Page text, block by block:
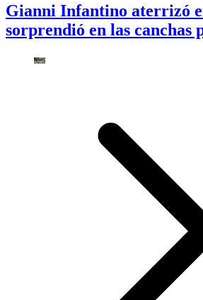
Gianni Infantino aterrizó
sorprendió en las canchas